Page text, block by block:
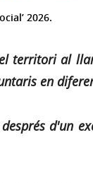
2026.
territori al
en
d'un